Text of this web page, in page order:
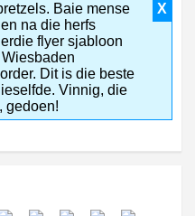
X
Baie mense
na die herfs
flyer sjabloon
Dit is die beste
Vinnig, die
gedoen!